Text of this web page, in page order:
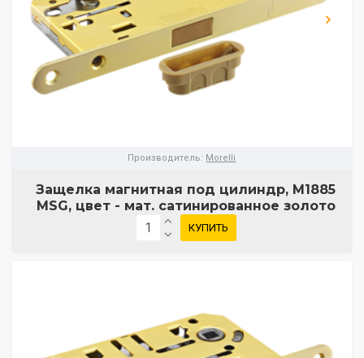
Производитель: Morelli
Защелка магнитная под цилиндр, M1885
MSG, цвет - мат. сатинированное золото
КУПИТЬ